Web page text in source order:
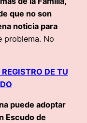
que no son
noticia para
problema. No
DE TU
puede adoptar
Escudo de